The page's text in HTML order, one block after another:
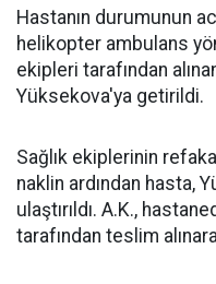
Hastanın durumunun
helikopter ambulans
ekipleri tarafından
Yüksekova'ya getirildi.
Sağlık ekiplerinin
naklin ardından hasta,
ulaştırıldı. A.K.,
tarafından teslim